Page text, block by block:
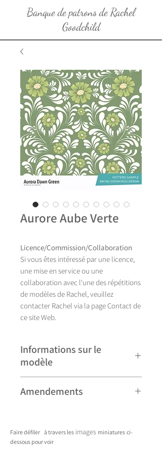
Banque de patrons de Rachel
Goodchild
Aurore Aube Verte
Licence/Commission/Collaboration
Si vous êtes intéressé par une licence,
une mise en service ou une
collaboration avec l'une des répétitions
de modèles de Rachel, veuillez
contacter Rachel via la page Contact de
ce site Web.
Informations sur le
modèle
décline actuellement en seize couleurs.
Amendements
mineures et peuvent donc différer
légèrement de ceux présentés. Toute
Faire défiler à travers les images miniatures ci-
dessous pour voir